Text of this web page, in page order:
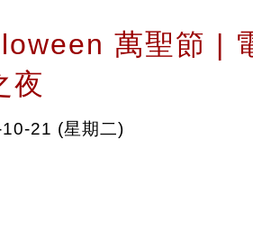
萬聖節 |
夜
21 (星期二)